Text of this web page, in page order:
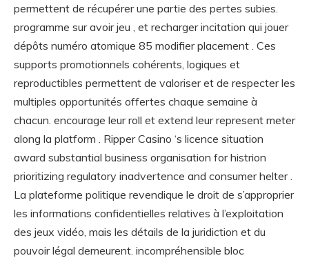
permettent de récupérer une partie des pertes subies.
programme sur avoir jeu , et recharger incitation qui jouer
dépôts numéro atomique 85 modifier placement . Ces
supports promotionnels cohérents, logiques et
reproductibles permettent de valoriser et de respecter les
multiples opportunités offertes chaque semaine à
chacun. encourage leur roll et extend leur represent meter
along la platform . Ripper Casino ‘s licence situation
award substantial business organisation for histrion
prioritizing regulatory inadvertence and consumer helter .
La plateforme politique revendique le droit de s’approprier
les informations confidentielles relatives à l’exploitation
des jeux vidéo, mais les détails de la juridiction et du
pouvoir légal demeurent. incompréhensible bloc